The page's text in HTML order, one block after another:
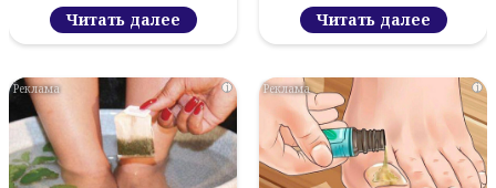
Читать далее Читать далее
i i